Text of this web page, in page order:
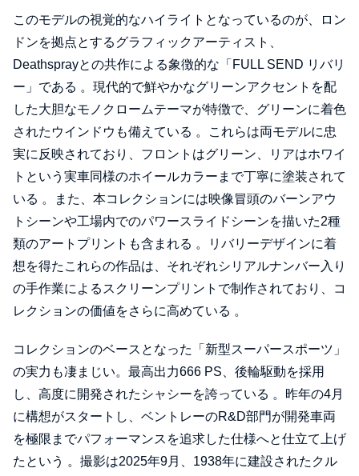
このモデルの視覚的なハイライトとなっているのが、ロン
ドンを拠点とするグラフィックアーティスト、
Deathsprayとの共作による象徴的な「FULL SEND リバリ
ー」である 。現代的で鮮やかなグリーンアクセントを配
した大胆なモノクロームテーマが特徴で、グリーンに着色
されたウインドウも備えている 。これらは両モデルに忠
実に反映されており、フロントはグリーン、リアはホワイ
トという実車同様のホイールカラーまで丁寧に塗装されて
いる 。また、本コレクションには映像冒頭のバーンアウ
トシーンや工場内でのパワースライドシーンを描いた2種
類のアートプリントも含まれる 。リバリーデザインに着
想を得たこれらの作品は、それぞれシリアルナンバー入り
の手作業によるスクリーンプリントで制作されており、コ
レクションの価値をさらに高めている 。
コレクションのベースとなった「新型スーパースポーツ」
の実力も凄まじい。最高出力666 PS、後輪駆動を採用
し、高度に開発されたシャシーを誇っている 。昨年の4月
に構想がスタートし、ベントレーのR&D部門が開発車両
を極限までパフォーマンスを追求した仕様へと仕立て上げ
たという 。撮影は2025年9月、1938年に建設されたクル